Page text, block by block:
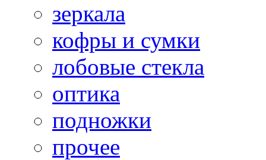
зеркала
кофры и сумки
лобовые стекла
оптика
подножки
прочее